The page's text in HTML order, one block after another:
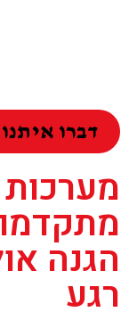
דברו איתנו 1-800-220-999
הגנה
רגע